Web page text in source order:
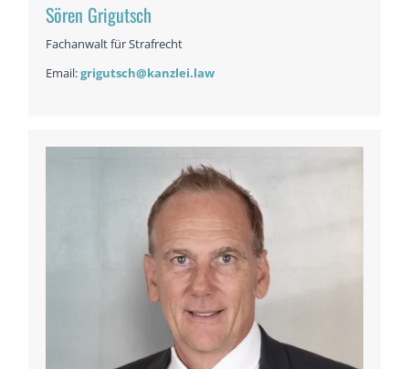
Sören Grigutsch
Fachanwalt für Strafrecht
Email:grigutsch@kanzlei.law